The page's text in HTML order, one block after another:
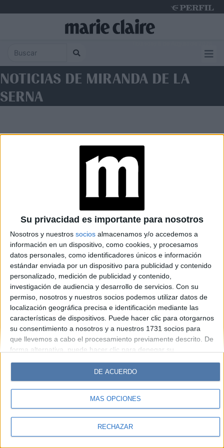
Su privacidad es importante para nosotros
Nosotros y nuestros socios almacenamos y/o accedemos a
información en un dispositivo, como cookies, y procesamos
datos personales, como identificadores únicos e información
estándar enviada por un dispositivo para publicidad y contenido
personalizado, medición de publicidad y contenido,
investigación de audiencia y desarrollo de servicios. Con su
permiso, nosotros y nuestros socios podemos utilizar datos de
localización geográfica precisa e identificación mediante las
características de dispositivos. Puede hacer clic para otorgarnos
su consentimiento a nosotros y a nuestros 1731 socios para
que llevemos a cabo el procesamiento previamente descrito. De
forma alternativa, puede hacer clic para denegar su
cambiar sus preferencias antes de otorgar su consentimiento.
Tenga en cuenta que algún procesamiento de sus datos
personales puede no requerir de su consentimiento, pero usted
tiene el derecho de rechazar tal procesamiento. Sus
sus preferencias o retirar su consentimiento en cualquier
MÁS OPCIONES
RECHAZAR
DE ACUERDO
NOTICIAS DE MIRANDA DE LA
SERNA
Caras Noticias
Hombre
Parabrisas
Look
Luz Mía Lunateen Break BATimes
© Perfil.com 2006-2019 - Todos los derechos reservados
Registro de Propiedad Intelectual: Nro. 5346433